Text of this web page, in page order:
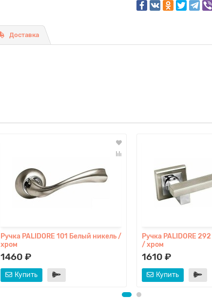
Доставка
Ручка PALIDORE 101 Белый никель /
хром
1460 ₽
Купить
Ручка PALIDORE
/ хром
1610 ₽
Купить